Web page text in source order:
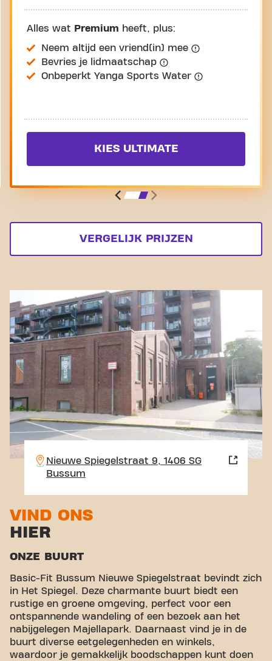
Alles wat Premium heeft, plus:
Neem altijd een vriend(in) mee
Bevries je lidmaatschap
Onbeperkt Yanga Sports Water
KIES ULTIMATE
VERGELIJK PRIJZEN
Nieuwe Spiegelstraat 9, 1406 SG
Bussum
VIND ONS
HIER
ONZE BUURT
Basic-Fit Bussum Nieuwe Spiegelstraat bevindt zich
in Het Spiegel. Deze charmante buurt biedt een
rustige en groene omgeving, perfect voor een
ontspannende wandeling of een bezoek aan het
nabijgelegen Majellapark. Daarnaast vind je in de
buurt diverse eetgelegenheden en winkels,
waardoor je gemakkelijk boodschappen kunt doen